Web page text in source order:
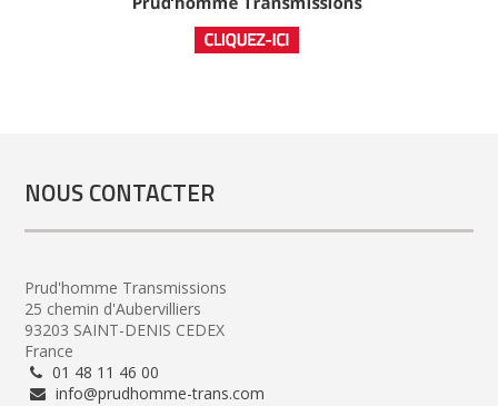
NOUS CONTACTER
Prud'homme Transmissions
25 chemin d'Aubervilliers
93203 SAINT-DENIS CEDEX
France
01 48 11 46 00
info@prudhomme-trans.com